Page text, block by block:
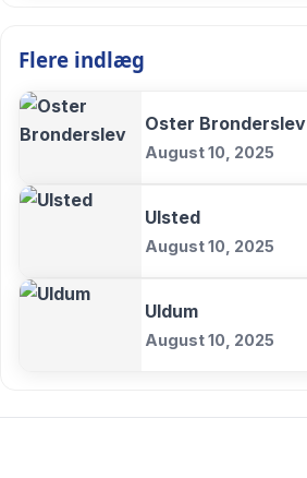
Flere indlæg
Oster Bronderslev
August 10, 2025
Ulsted
August 10, 2025
Uldum
August 10, 2025